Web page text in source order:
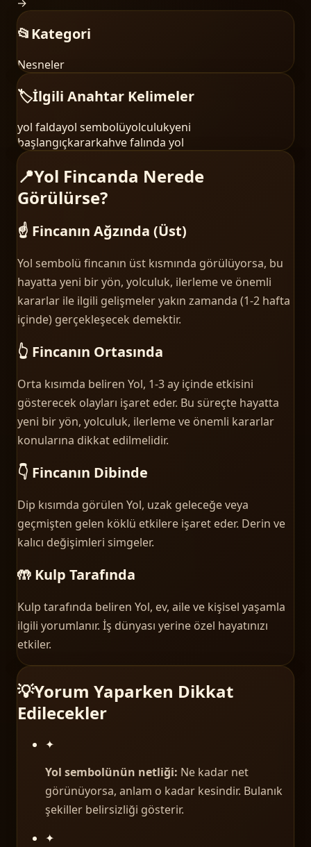
📂Kategori
Nesneler
🏷️İlgili Anahtar Kelimeler
yol faldayol sembolüyolculukyeni
başlangıçkararkahve falında yol
📍Yol Fincanda Nerede
Görülürse?
☝️ Fincanın Ağzında (Üst)
Yol sembolü fincanın üst kısmında görülüyorsa, bu
hayatta yeni bir yön, yolculuk, ilerleme ve önemli
kararlar ile ilgili gelişmeler yakın zamanda (1-2 hafta
içinde) gerçekleşecek demektir.
👆 Fincanın Ortasında
Orta kısımda beliren Yol, 1-3 ay içinde etkisini
gösterecek olayları işaret eder. Bu süreçte hayatta
yeni bir yön, yolculuk, ilerleme ve önemli kararlar
konularına dikkat edilmelidir.
👇 Fincanın Dibinde
Dip kısımda görülen Yol, uzak geleceğe veya
geçmişten gelen köklü etkilere işaret eder. Derin ve
kalıcı değişimleri simgeler.
🤲 Kulp Tarafında
Kulp tarafında beliren Yol, ev, aile ve kişisel yaşamla
ilgili yorumlanır. İş dünyası yerine özel hayatınızı
etkiler.
💡Yorum Yaparken Dikkat
Edilecekler
✦
Yol sembolünün netliği: Ne kadar net
görünüyorsa, anlam o kadar kesindir. Bulanık
şekiller belirsizliği gösterir.
✦